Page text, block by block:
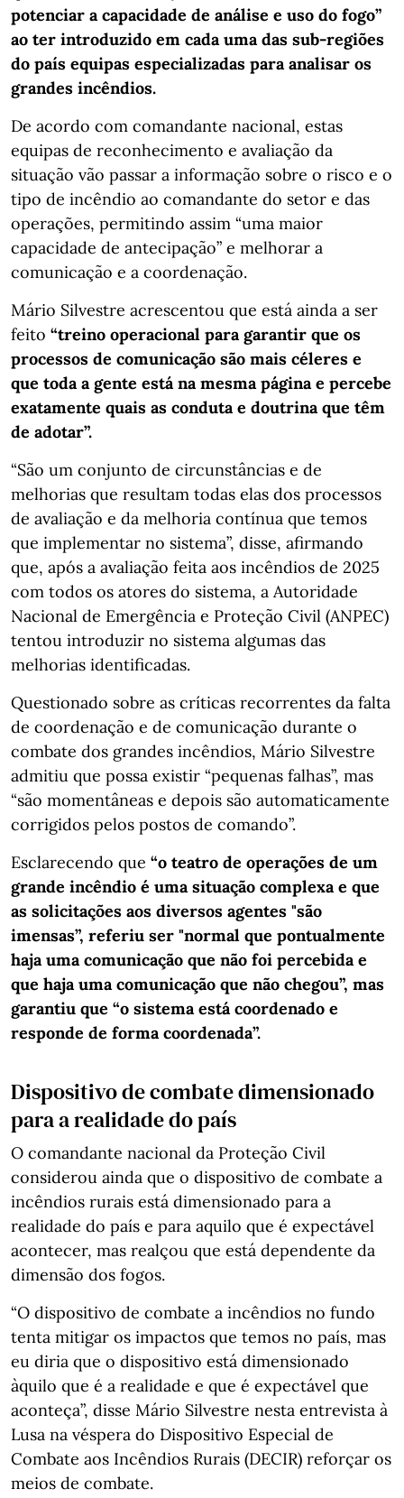
potenciar a capacidade de análise e uso do fogo”
ao ter introduzido em cada uma das sub-regiões
do país equipas especializadas para analisar os
grandes incêndios.
De acordo com comandante nacional, estas
equipas de reconhecimento e avaliação da
situação vão passar a informação sobre o risco e o
tipo de incêndio ao comandante do setor e das
operações, permitindo assim “uma maior
capacidade de antecipação” e melhorar a
comunicação e a coordenação.
Mário Silvestre acrescentou que está ainda a ser
feito “treino operacional para garantir que os
processos de comunicação são mais céleres e
que toda a gente está na mesma página e percebe
exatamente quais as conduta e doutrina que têm
de adotar”.
“São um conjunto de circunstâncias e de
melhorias que resultam todas elas dos processos
de avaliação e da melhoria contínua que temos
que implementar no sistema”, disse, afirmando
que, após a avaliação feita aos incêndios de 2025
com todos os atores do sistema, a Autoridade
Nacional de Emergência e Proteção Civil (ANPEC)
tentou introduzir no sistema algumas das
melhorias identificadas.
Questionado sobre as críticas recorrentes da falta
de coordenação e de comunicação durante o
combate dos grandes incêndios, Mário Silvestre
admitiu que possa existir “pequenas falhas”, mas
“são momentâneas e depois são automaticamente
corrigidos pelos postos de comando”.
Esclarecendo que “o teatro de operações de um
grande incêndio é uma situação complexa e que
as solicitações aos diversos agentes "são
imensas”, referiu ser "normal que pontualmente
haja uma comunicação que não foi percebida e
que haja uma comunicação que não chegou”, mas
garantiu que “o sistema está coordenado e
responde de forma coordenada”.
Dispositivo de combate dimensionado
para a realidade do país
O comandante nacional da Proteção Civil
considerou ainda que o dispositivo de combate a
incêndios rurais está dimensionado para a
realidade do país e para aquilo que é expectável
acontecer, mas realçou que está dependente da
dimensão dos fogos.
“O dispositivo de combate a incêndios no fundo
tenta mitigar os impactos que temos no país, mas
eu diria que o dispositivo está dimensionado
àquilo que é a realidade e que é expectável que
aconteça”, disse Mário Silvestre nesta entrevista à
Lusa na véspera do Dispositivo Especial de
Combate aos Incêndios Rurais (DECIR) reforçar os
meios de combate.